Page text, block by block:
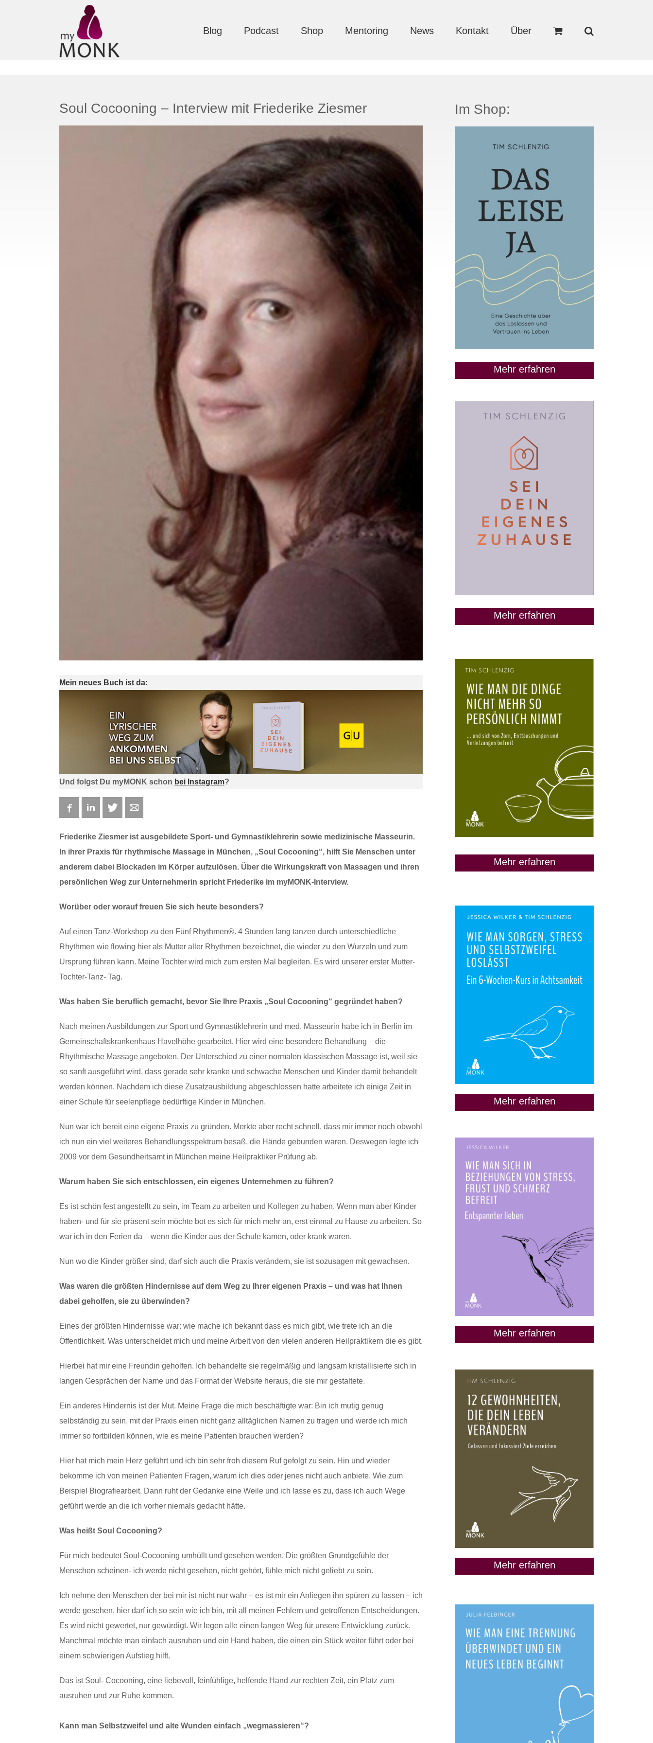
Blog Podcast Shop Mentoring News Kontakt Über
Soul Cocooning – Interview mit Friederike Ziesmer
Mein neues Buch ist da:
Und folgst Du myMONK schon bei Instagram?
FacebookLinkedIn Twitter
Friederike Ziesmer ist ausgebildete Sport- und Gymnastiklehrerin sowie medizinische Masseurin.
In ihrer Praxis für rhythmische Massage in München, „Soul Cocooning“, hilft Sie Menschen unter
anderem dabei Blockaden im Körper aufzulösen. Über die Wirkungskraft von Massagen und ihren
persönlichen Weg zur Unternehmerin spricht Friederike im myMONK-Interview.
Worüber oder worauf freuen Sie sich heute besonders?
Auf einen Tanz-Workshop zu den Fünf Rhythmen®. 4 Stunden lang tanzen durch unterschiedliche
Rhythmen wie flowing hier als Mutter aller Rhythmen bezeichnet, die wieder zu den Wurzeln und zum
Ursprung führen kann. Meine Tochter wird mich zum ersten Mal begleiten. Es wird unserer erster Mutter-
Tochter-Tanz- Tag.
Was haben Sie beruflich gemacht, bevor Sie Ihre Praxis „Soul Cocooning“ gegründet haben?
Nach meinen Ausbildungen zur Sport und Gymnastiklehrerin und med. Masseurin habe ich in Berlin im
Gemeinschaftskrankenhaus Havelhöhe gearbeitet. Hier wird eine besondere Behandlung – die
Rhythmische Massage angeboten. Der Unterschied zu einer normalen klassischen Massage ist, weil sie
so sanft ausgeführt wird, dass gerade sehr kranke und schwache Menschen und Kinder damit behandelt
werden können. Nachdem ich diese Zusatzausbildung abgeschlossen hatte arbeitete ich einige Zeit in
einer Schule für seelenpflege bedürftige Kinder in München.
Nun war ich bereit eine eigene Praxis zu gründen. Merkte aber recht schnell, dass mir immer noch obwohl
ich nun ein viel weiteres Behandlungsspektrum besaß, die Hände gebunden waren. Deswegen legte ich
2009 vor dem Gesundheitsamt in München meine Heilpraktiker Prüfung ab.
Warum haben Sie sich entschlossen, ein eigenes Unternehmen zu führen?
Es ist schön fest angestellt zu sein, im Team zu arbeiten und Kollegen zu haben. Wenn man aber Kinder
haben- und für sie präsent sein möchte bot es sich für mich mehr an, erst einmal zu Hause zu arbeiten. So
war ich in den Ferien da – wenn die Kinder aus der Schule kamen, oder krank waren.
Nun wo die Kinder größer sind, darf sich auch die Praxis verändern, sie ist sozusagen mit gewachsen.
Was waren die größten Hindernisse auf dem Weg zu Ihrer eigenen Praxis – und was hat Ihnen
dabei geholfen, sie zu überwinden?
Eines der größten Hindernisse war: wie mache ich bekannt dass es mich gibt, wie trete ich an die
Öffentlichkeit. Was unterscheidet mich und meine Arbeit von den vielen anderen Heilpraktikern die es gibt.
Hierbei hat mir eine Freundin geholfen. Ich behandelte sie regelmäßig und langsam kristallisierte sich in
langen Gesprächen der Name und das Format der Website heraus, die sie mir gestaltete.
Ein anderes Hindernis ist der Mut. Meine Frage die mich beschäftigte war: Bin ich mutig genug
selbständig zu sein, mit der Praxis einen nicht ganz alltäglichen Namen zu tragen und werde ich mich
immer so fortbilden können, wie es meine Patienten brauchen werden?
Hier hat mich mein Herz geführt und ich bin sehr froh diesem Ruf gefolgt zu sein. Hin und wieder
bekomme ich von meinen Patienten Fragen, warum ich dies oder jenes nicht auch anbiete. Wie zum
Beispiel Biografiearbeit. Dann ruht der Gedanke eine Weile und ich lasse es zu, dass ich auch Wege
geführt werde an die ich vorher niemals gedacht hätte.
Was heißt Soul Cocooning?
Für mich bedeutet Soul-Cocooning umhüllt und gesehen werden. Die größten Grundgefühle der
Menschen scheinen- ich werde nicht gesehen, nicht gehört, fühle mich nicht geliebt zu sein.
Ich nehme den Menschen der bei mir ist nicht nur wahr – es ist mir ein Anliegen ihn spüren zu lassen – ich
werde gesehen, hier darf ich so sein wie ich bin, mit all meinen Fehlern und getroffenen Entscheidungen.
Es wird nicht gewertet, nur gewürdigt. Wir legen alle einen langen Weg für unsere Entwicklung zurück.
Manchmal möchte man einfach ausruhen und ein Hand haben, die einen ein Stück weiter führt oder bei
einem schwierigen Aufstieg hilft.
Das ist Soul- Cocooning, eine liebevoll, feinfühlige, helfende Hand zur rechten Zeit, ein Platz zum
ausruhen und zur Ruhe kommen.
Kann man Selbstzweifel und alte Wunden einfach „wegmassieren“?
Im Shop:
Mehr erfahren
Mehr erfahren
Mehr erfahren
Mehr erfahren
Mehr erfahren
Mehr erfahren